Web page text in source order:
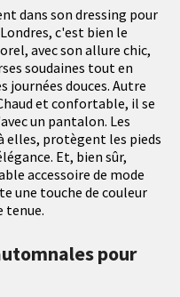
dans son dressing pour
c'est bien le
avec son allure chic,
soudaines tout en
douces. Autre
et confortable, il se
un pantalon. Les
elles, protègent les pieds
Et, bien sûr,
accessoire de mode
une touche de couleur
tenue.
pour